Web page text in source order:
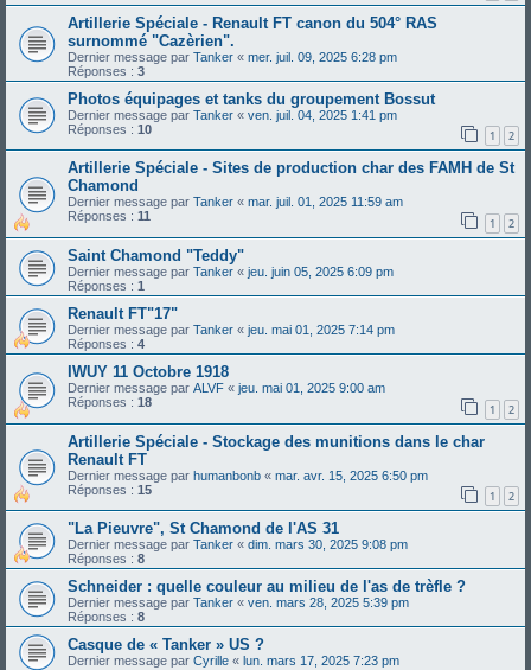
Artillerie Spéciale - Renault FT canon du 504° RAS
surnommé "Cazèrien".
Dernier message par Tanker « mer. juil. 09, 2025 6:28 pm
Réponses : 3
Photos équipages et tanks du groupement Bossut
Dernier message par Tanker « ven. juil. 04, 2025 1:41 pm
Réponses : 10 1 2
Artillerie Spéciale - Sites de production char des FAMH de St
Chamond
Dernier message par Tanker « mar. juil. 01, 2025 11:59 am
Réponses : 11 1 2
Saint Chamond "Teddy"
Dernier message par Tanker « jeu. juin 05, 2025 6:09 pm
Réponses : 1
Renault FT"17"
Dernier message par Tanker « jeu. mai 01, 2025 7:14 pm
Réponses : 4
IWUY 11 Octobre 1918
Dernier message par ALVF « jeu. mai 01, 2025 9:00 am
Réponses : 18 1 2
Artillerie Spéciale - Stockage des munitions dans le char
Renault FT
Dernier message par humanbonb « mar. avr. 15, 2025 6:50 pm
Réponses : 15 1 2
"La Pieuvre", St Chamond de l'AS 31
Dernier message par Tanker « dim. mars 30, 2025 9:08 pm
Réponses : 8
Schneider : quelle couleur au milieu de l'as de trèfle ?
Dernier message par Tanker « ven. mars 28, 2025 5:39 pm
Réponses : 8
Casque de « Tanker » US ?
Dernier message par Cyrille « lun. mars 17, 2025 7:23 pm